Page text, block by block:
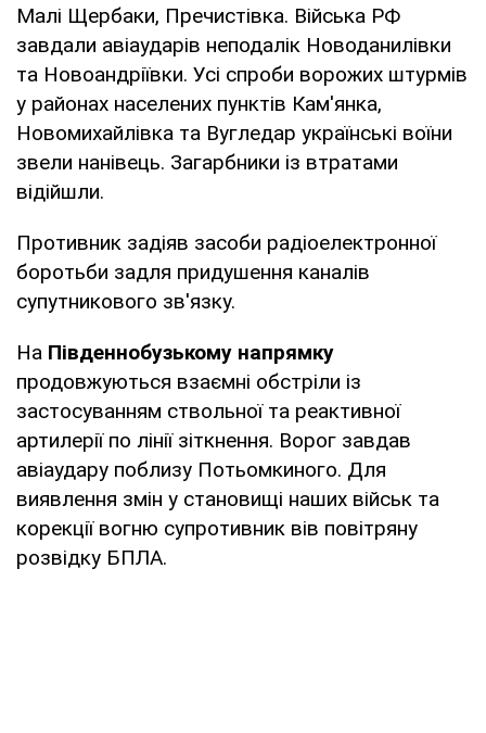
Малі Щербаки, Пречистівка. Війська РФ
завдали авіаударів неподалік Новоданилівки
та Новоандріївки. Усі спроби ворожих штурмів
у районах населених пунктів Кам'янка,
Новомихайлівка та Вугледар українські воїни
звели нанівець. Загарбники із втратами
відійшли.
Противник задіяв засоби радіоелектронної
боротьби задля придушення каналів
супутникового зв'язку.
На Південнобузькому напрямку
продовжуються взаємні обстріли із
застосуванням ствольної та реактивної
артилерії по лінії зіткнення. Ворог завдав
авіаудару поблизу Потьомкиного. Для
виявлення змін у становищі наших військ та
корекції вогню супротивник вів повітряну
розвідку БПЛА.